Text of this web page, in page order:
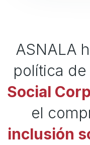
ASNALA
política de
Social
el
inclusión